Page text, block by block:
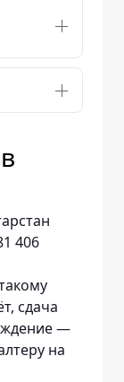
406
сдача
—
на